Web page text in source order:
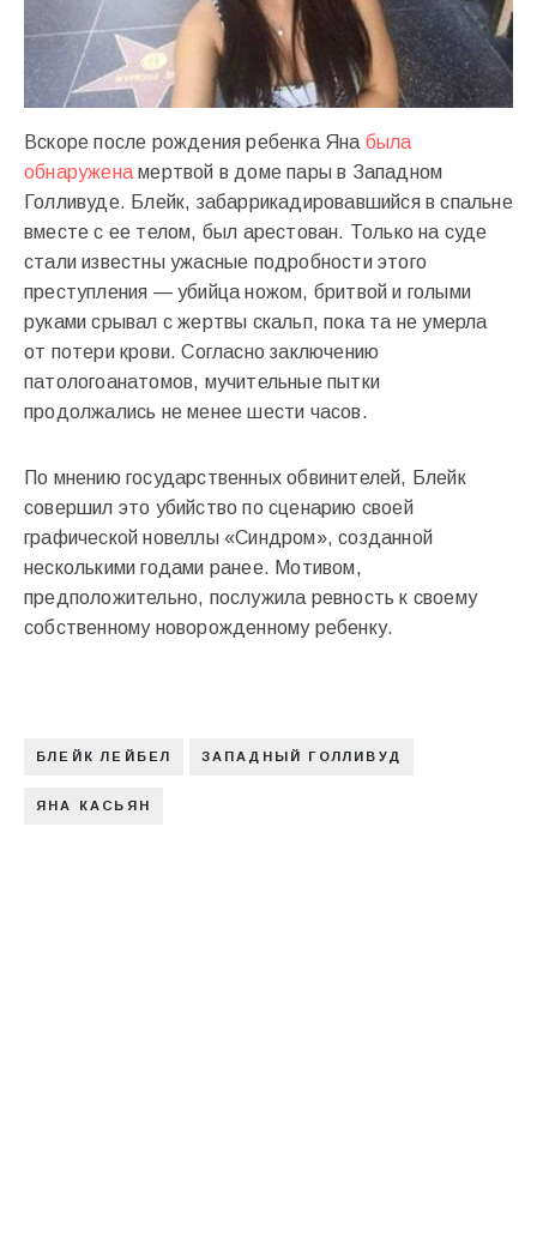
Вскоре после рождения ребенка Яна была
обнаружена мертвой в доме пары в Западном
Голливуде. Блейк, забаррикадировавшийся в спальне
вместе с ее телом, был арестован. Только на суде
стали известны ужасные подробности этого
преступления — убийца ножом, бритвой и голыми
руками срывал с жертвы скальп, пока та не умерла
от потери крови. Согласно заключению
патологоанатомов, мучительные пытки
продолжались не менее шести часов.
По мнению государственных обвинителей, Блейк
совершил это убийство по сценарию своей
графической новеллы «Синдром», созданной
несколькими годами ранее. Мотивом,
предположительно, послужила ревность к своему
собственному новорожденному ребенку.
БЛЕЙК ЛЕЙБЕЛ ЗАПАДНЫЙ ГОЛЛИВУД
ЯНА КАСЬЯН